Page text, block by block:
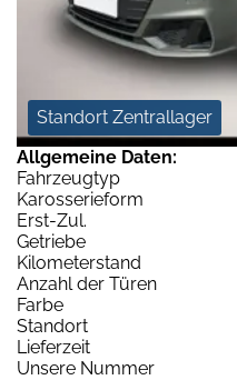
Standort Zentrallager
Allgemeine Daten:
Fahrzeugtyp
Karosserieform
Erst-Zul.
Getriebe
Kilometerstand
Anzahl der Türen
Farbe
Standort
Lieferzeit
Unsere Nummer